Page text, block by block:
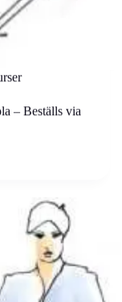
– Beställs via